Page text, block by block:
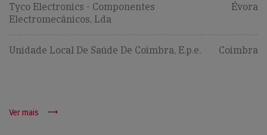
Tyco Electronics - Componentes
Electromecânicos, Lda
Évora
Unidade Local De Saúde De Coimbra, E.p.e. Coimbra
Ver mais